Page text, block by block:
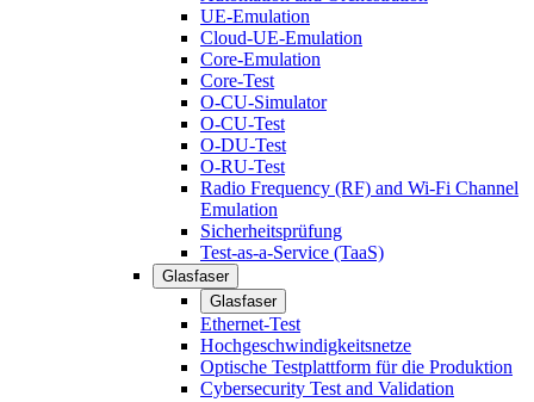
UE-Emulation
Cloud-UE-Emulation
Core-Emulation
Core-Test
O-CU-Simulator
O-CU-Test
O-DU-Test
O-RU-Test
Radio Frequency (RF) and Wi-Fi Channel
Emulation
Sicherheitsprüfung
Test-as-a-Service (TaaS)
Glasfaser
Glasfaser
Ethernet-Test
Hochgeschwindigkeitsnetze
Optische Testplattform für die Produktion
Cybersecurity Test and Validation